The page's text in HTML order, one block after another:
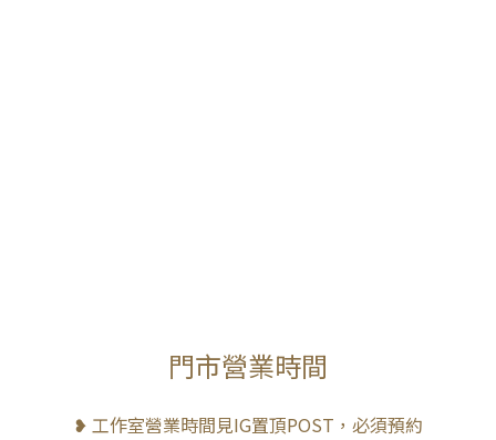
門市營業時間
❥ 工作室營業時間見IG置頂POST，必須預約